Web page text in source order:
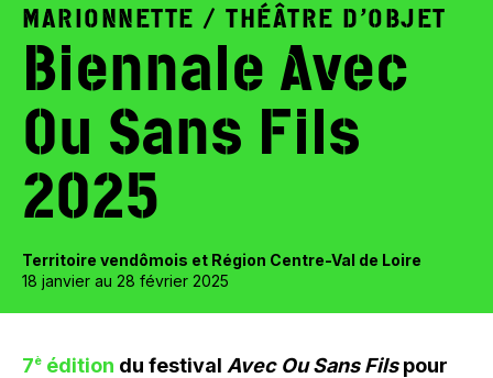
MARIONNETTE / THÉÂTRE D’OBJET
Biennale Avec
Ou Sans Fils
2025
Territoire vendômois et Région Centre-Val de Loire
18 janvier au 28 février 2025
7è édition du festival Avec Ou Sans Filspour